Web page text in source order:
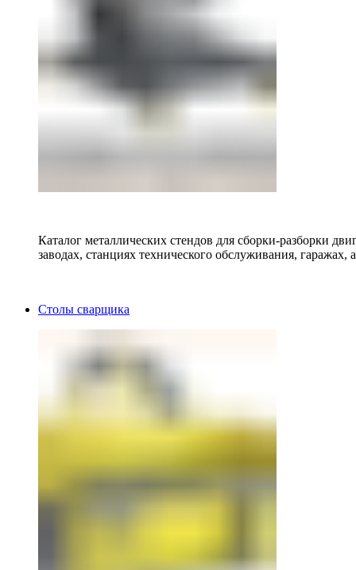
Каталог металлических стендов для сборки-разборки
заводах, станциях технического обслуживания, гаражах,
Столы сварщика